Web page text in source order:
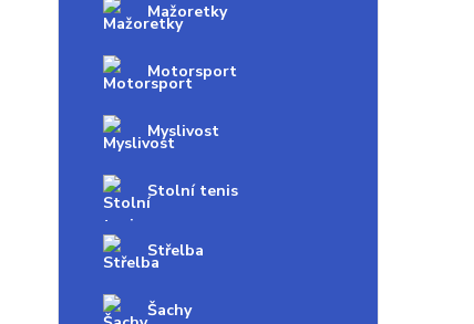
Mažoretky
Motorsport
Myslivost
Stolní tenis
Střelba
Šachy